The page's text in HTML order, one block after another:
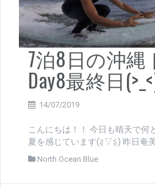
7泊8日の沖縄
Day8最終日
14/07/2019
こんにちは！！ 今日も晴天で何
夏を感じています(≧▽≦) 昨日奄
North Ocean Blue